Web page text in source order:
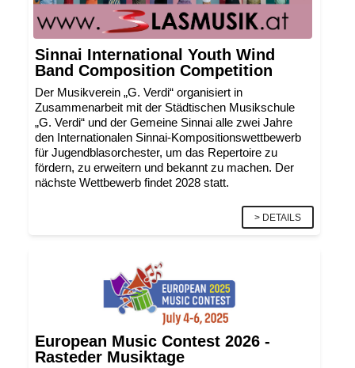
Sinnai International Youth Wind
Band Composition Competition
Der Musikverein „G. Verdi“ organisiert in
Zusammenarbeit mit der Städtischen Musikschule
„G. Verdi“ und der Gemeine Sinnai alle zwei Jahre
den Internationalen Sinnai-Kompositionswettbewerb
für Jugendblasorchester, um das Repertoire zu
fördern, zu erweitern und bekannt zu machen. Der
nächste Wettbewerb findet 2028 statt.
> DETAILS
European Music Contest 2026 -
Rasteder Musiktage